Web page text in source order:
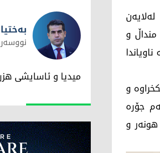
منداڵ و
و
جۆرە
هونەر و
بەختیار شاخی
نووسەر
میدیا و ئاسایشی